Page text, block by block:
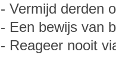
- Vermijd derden
- Een bewijs van
- Reageer nooit